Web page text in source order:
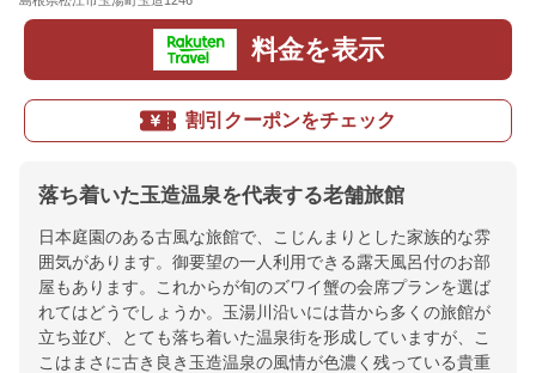
料金を表示
割引クーポンをチェック
落ち着いた玉造温泉を代表する老舗旅館
日本庭園のある古風な旅館で、こじんまりとした家族的な雰
囲気があります。御要望の一人利用できる露天風呂付のお部
屋もあります。これからが旬のズワイ蟹の会席プランを選ば
れてはどうでしょうか。玉湯川沿いには昔から多くの旅館が
立ち並び、とても落ち着いた温泉街を形成していますが、こ
こはまさに古き良き玉造温泉の風情が色濃く残っている貴重